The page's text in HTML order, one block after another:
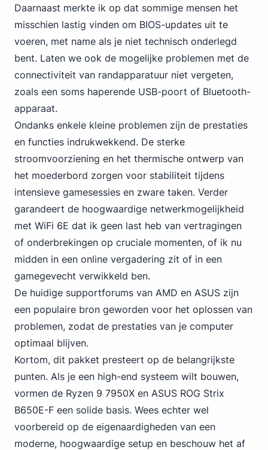
Daarnaast merkte ik op dat sommige mensen het
misschien lastig vinden om BIOS-updates uit te
voeren, met name als je niet technisch onderlegd
bent. Laten we ook de mogelijke problemen met de
connectiviteit van randapparatuur niet vergeten,
zoals een soms haperende USB-poort of Bluetooth-
apparaat.
Ondanks enkele kleine problemen zijn de prestaties
en functies indrukwekkend. De sterke
stroomvoorziening en het thermische ontwerp van
het moederbord zorgen voor stabiliteit tijdens
intensieve gamesessies en zware taken. Verder
garandeert de hoogwaardige netwerkmogelijkheid
met WiFi 6E dat ik geen last heb van vertragingen
of onderbrekingen op cruciale momenten, of ik nu
midden in een online vergadering zit of in een
gamegevecht verwikkeld ben.
De huidige supportforums van AMD en ASUS zijn
een populaire bron geworden voor het oplossen van
problemen, zodat de prestaties van je computer
optimaal blijven.
Kortom, dit pakket presteert op de belangrijkste
punten. Als je een high-end systeem wilt bouwen,
vormen de Ryzen 9 7950X en ASUS ROG Strix
B650E-F een solide basis. Wees echter wel
voorbereid op de eigenaardigheden van een
moderne, hoogwaardige setup en beschouw het af